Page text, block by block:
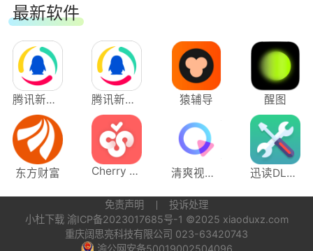
6.约课方便，时间高效
自由选择时间地点，随时约课、上课、查看课
程回放，解放线下机构奔波之苦，节省时间进行更
多学习探索，享受家庭时光。
7.全程中教老师优质服务
教老师和IT工作人员的全程陪伴和关注，为学员和
家长及时解决各种问题，提供优质服务。
最新软件
腾讯新闻应用电脑版 腾讯新闻电脑版 猿辅导 醒图
东方财富 Cherry Studio 清爽视频编辑 迅读DLL修复工具
免责声明
投诉处理
小杜下载 渝ICP备2023017685号-1 ©2025 xiaoduxz.com
重庆阔思亮科技有限公司 023-63420743